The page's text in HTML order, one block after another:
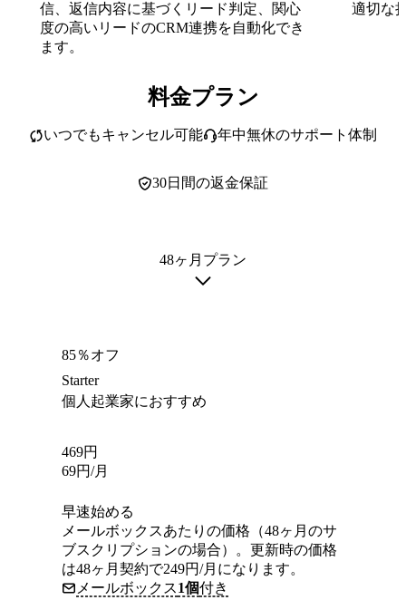
信、返信内容に基づくリード判定、関心
度の高いリードのCRM連携を自動化でき
ます。
適切な
料金プラン
30日間の返金保証
いつでもキャンセル可能 年中無休のサポート体制
48ヶ月プラン
85％オフ
Starter
個人起業家におすすめ
469円
69円/月
早速始める
メールボックスあたりの価格（48ヶ月のサ
ブスクリプションの場合）。更新時の価格
は48ヶ月契約で249円/月になります。
メールボックス1個付き